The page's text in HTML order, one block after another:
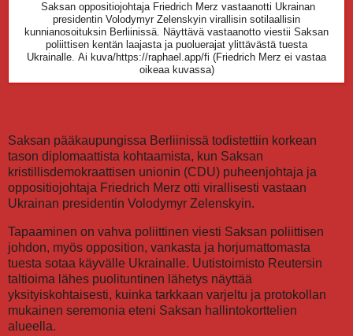
Saksan oppositiojohtaja Friedrich Merz vastaanotti Ukrainan
presidentin Volodymyr Zelenskyin virallisin sotilaallisin
kunnianosoituksin Berliinissä. Näyttävä vastaanotto viestii Saksan
poliittisen kentän laajasta ja puoluerajat ylittävästä tuesta
Ukrainalle. Ai kuva/https://raphael.app/fi (Friedrich Merz ei vastaa
oikeaa kuvassa)
Saksan pääkaupungissa Berliinissä todistettiin korkean
tason diplomaattista kohtaamista, kun Saksan
kristillisdemokraattisen unionin (CDU) puheenjohtaja ja
oppositiojohtaja Friedrich Merz otti virallisesti vastaan
Ukrainan presidentin Volodymyr Zelenskyin.
Tapaaminen on vahva poliittinen viesti Saksan poliittisen
johdon, myös opposition, vankasta ja horjumattomasta
tuesta sotaa käyvälle Ukrainalle. Uutistoimisto Reutersin
taltioima lähes puolituntinen lähetys näyttää
yksityiskohtaisesti, kuinka tarkkaan varjeltu ja protokollan
mukainen seremonia eteni Saksan hallintokorttelien
alueella.